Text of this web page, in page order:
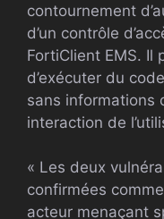
contournement
d’un contrôle
FortiClient EMS. Il
d’exécuter du
sans informations
interaction de
« Les deux
confirmées
acteur menaçant